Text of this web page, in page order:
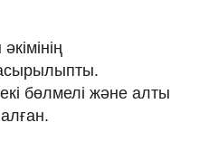
бөлмелі және алты